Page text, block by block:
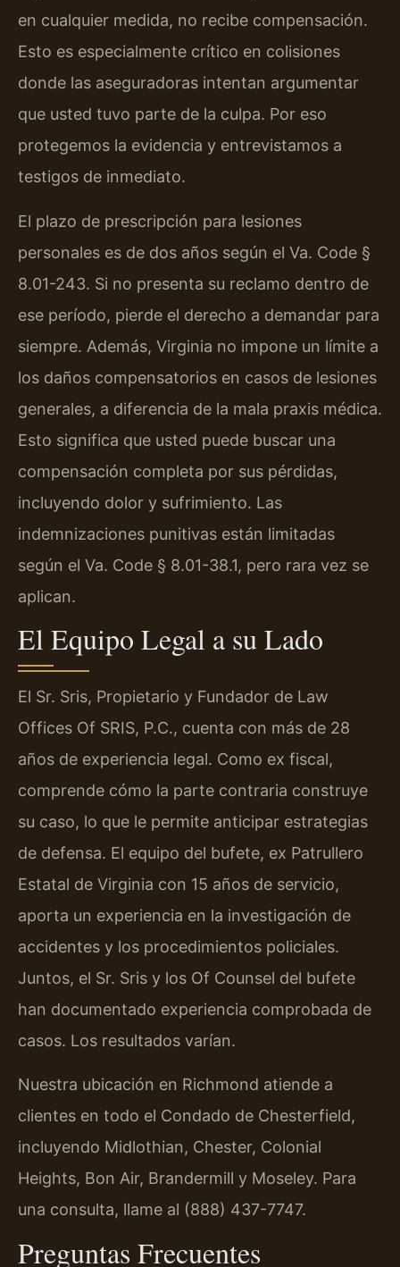
en cualquier medida, no recibe compensación.
Esto es especialmente crítico en colisiones
donde las aseguradoras intentan argumentar
que usted tuvo parte de la culpa. Por eso
protegemos la evidencia y entrevistamos a
testigos de inmediato.
El plazo de prescripción para lesiones
personales es de dos años según el Va. Code §
8.01-243. Si no presenta su reclamo dentro de
ese período, pierde el derecho a demandar para
siempre. Además, Virginia no impone un límite a
los daños compensatorios en casos de lesiones
generales, a diferencia de la mala praxis médica.
Esto significa que usted puede buscar una
compensación completa por sus pérdidas,
incluyendo dolor y sufrimiento. Las
indemnizaciones punitivas están limitadas
según el Va. Code § 8.01-38.1, pero rara vez se
aplican.
El Equipo Legal a su Lado
El Sr. Sris, Propietario y Fundador de Law
Offices Of SRIS, P.C., cuenta con más de 28
años de experiencia legal. Como ex fiscal,
comprende cómo la parte contraria construye
su caso, lo que le permite anticipar estrategias
de defensa. El equipo del bufete, ex Patrullero
Estatal de Virginia con 15 años de servicio,
aporta un experiencia en la investigación de
accidentes y los procedimientos policiales.
Juntos, el Sr. Sris y los Of Counsel del bufete
han documentado experiencia comprobada de
casos. Los resultados varían.
Nuestra ubicación en Richmond atiende a
clientes en todo el Condado de Chesterfield,
incluyendo Midlothian, Chester, Colonial
Heights, Bon Air, Brandermill y Moseley. Para
una consulta, llame al (888) 437-7747.
Preguntas Frecuentes